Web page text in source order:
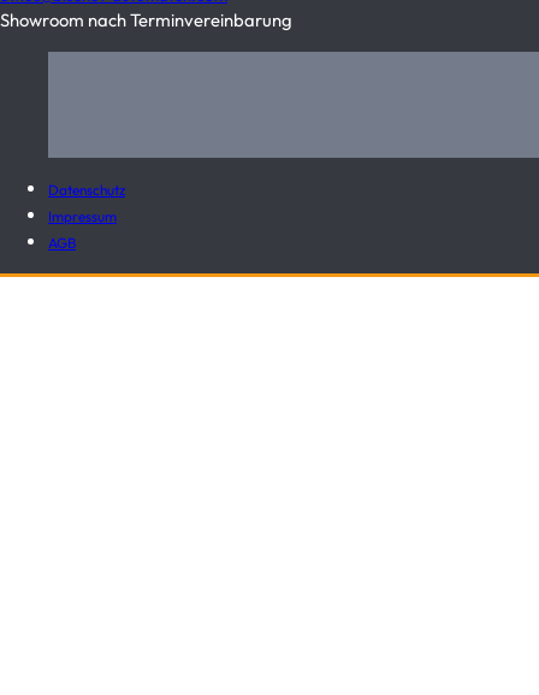
Showroom nach Terminvereinbarung
Datenschutz
Impressum
AGB